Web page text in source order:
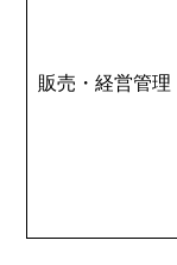
販売・経営管理